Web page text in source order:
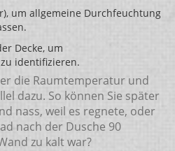
um allgemeine Durchfeuchtung
Decke, um
identifizieren.
die Raumtemperatur und
dazu. So können Sie später
nass, weil es regnete, oder
nach der Dusche 90
zu kalt war?